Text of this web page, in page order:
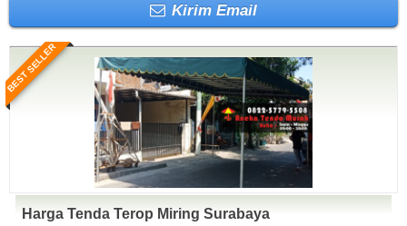
Kirim Email
BEST SELLER
Harga Tenda Terop Miring Surabaya